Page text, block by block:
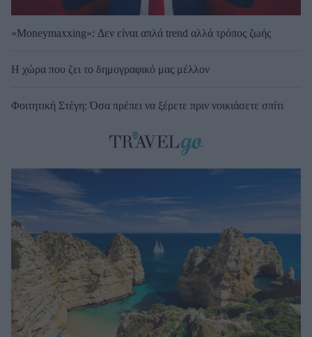
«Moneymaxxing»: Δεν είναι απλά trend αλλά τρόπος ζωής
Η χώρα που ζει το δημογραφικό μας μέλλον
Φοιτητική Στέγη: Όσα πρέπει να ξέρετε πριν νοικιάσετε σπίτι